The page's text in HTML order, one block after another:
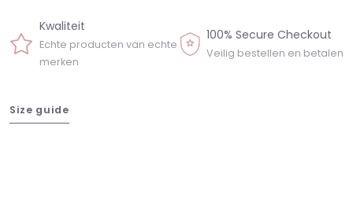
Kwaliteit
Echte producten van echte
merken
100% Secure Checkout
Veilig bestellen en betalen
Size guide